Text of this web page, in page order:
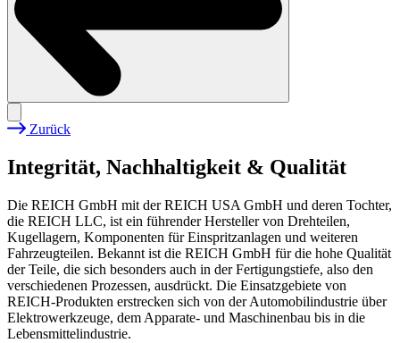
Zurück
Integrität, Nachhaltigkeit & Qualität
Die REICH GmbH mit der REICH USA GmbH und deren Tochter,
die REICH LLC, ist ein führender Hersteller von Drehteilen,
Kugellagern, Komponenten für Einspritzanlagen und weiteren
Fahrzeugteilen. Bekannt ist die REICH GmbH für die hohe Qualität
der Teile, die sich besonders auch in der Fertigungstiefe, also den
verschiedenen Prozessen, ausdrückt. Die Einsatzgebiete von
REICH-Produkten erstrecken sich von der Automobilindustrie über
Elektrowerkzeuge, dem Apparate- und Maschinenbau bis in die
Lebensmittelindustrie.